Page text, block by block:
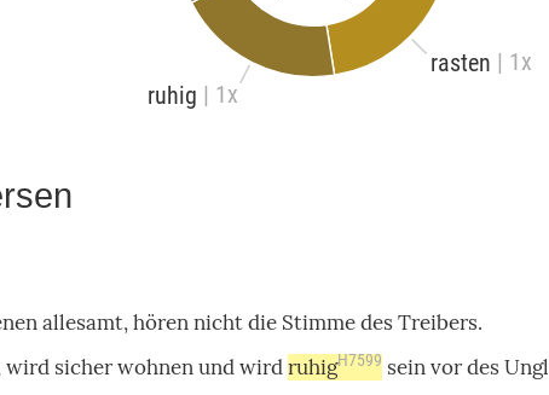
rasten | 1x
ruhig | 1x
allesamt,hörennichtdie StimmedesTreibers.
wird sicherwohnenund wirdruhigH7599 sein vor des